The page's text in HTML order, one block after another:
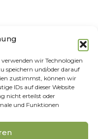
wir Technologien
speichern und/oder darauf
zustimmst, können wir
IDs auf dieser Website
nicht erteilst oder
und Funktionen
gefunden, die